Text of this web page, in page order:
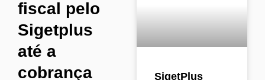
fiscal pelo
Sigetplus
até a
cobrança
SigetPlus